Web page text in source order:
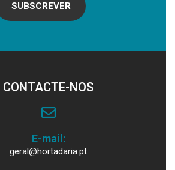
SUBSCREVER
CONTACTE-NOS
E-mail:
geral@hortadaria.pt